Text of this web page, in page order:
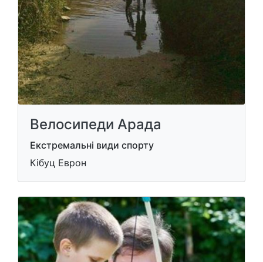
Велосипеди Арада
Екстремальні види спорту
Кібуц Еврон